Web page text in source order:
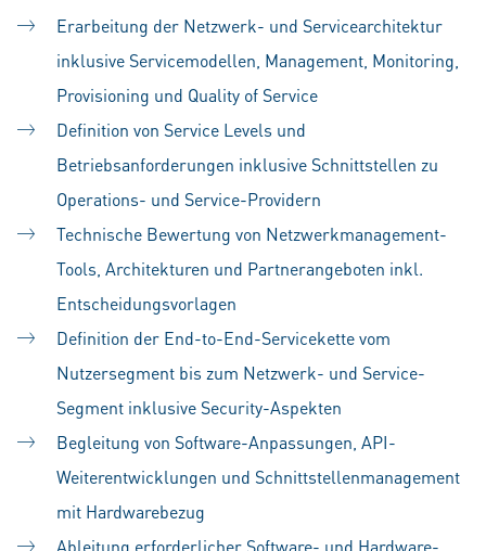
Erarbeitung der Netzwerk- und Servicearchitektur
inklusive Servicemodellen, Management, Monitoring,
Provisioning und Quality of Service
Definition von Service Levels und
Betriebsanforderungen inklusive Schnittstellen zu
Operations- und Service-Providern
Technische Bewertung von Netzwerkmanagement-
Tools, Architekturen und Partnerangeboten inkl.
Entscheidungsvorlagen
Definition der End-to-End-Servicekette vom
Nutzersegment bis zum Netzwerk- und Service-
Segment inklusive Security-Aspekten
Begleitung von Software-Anpassungen, API-
Weiterentwicklungen und Schnittstellenmanagement
mit Hardwarebezug
Ableitung erforderlicher Software- und Hardware-